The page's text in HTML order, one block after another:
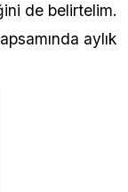
de belirtelim.
aylık